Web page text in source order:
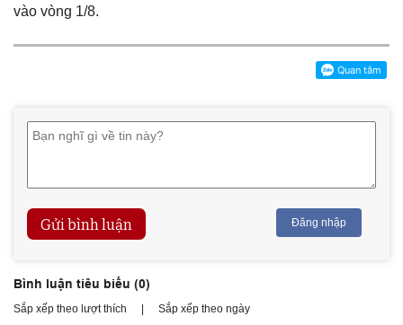
vào vòng 1/8.
Gửi bình luận Đăng nhập
Bình luận tiêu biểu (0)
Sắp xếp theo lượt thích | Sắp xếp theo ngày